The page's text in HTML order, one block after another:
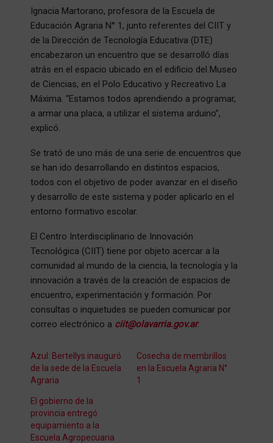
Ignacia Martorano, profesora de la Escuela de
Educación Agraria N° 1, junto referentes del CIIT y
de la Dirección de Tecnología Educativa (DTE)
encabezaron un encuentro que se desarrolló días
atrás en el espacio ubicado en el edificio del Museo
de Ciencias, en el Polo Educativo y Recreativo La
Máxima. “Estamos todos aprendiendo a programar,
a armar una placa, a utilizar el sistema arduino”,
explicó.
Se trató de uno más de una serie de encuentros que
se han ido desarrollando en distintos espacios,
todos con el objetivo de poder avanzar en el diseño
y desarrollo de este sistema y poder aplicarlo en el
entorno formativo escolar.
El Centro Interdisciplinario de Innovación
Tecnológica (CIIT) tiene por objeto acercar a la
comunidad al mundo de la ciencia, la tecnología y la
innovación a través de la creación de espacios de
encuentro, experimentación y formación. Por
consultas o inquietudes se pueden comunicar por
correo electrónico a ciit@olavarria.gov.ar.
Azul: Bertellys inauguró
de la sede de la Escuela
Agraria
Cosecha de membrillos
en la Escuela Agraria N°
1
El gobierno de la
provincia entregó
equipamiento a la
Escuela Agropecuaria